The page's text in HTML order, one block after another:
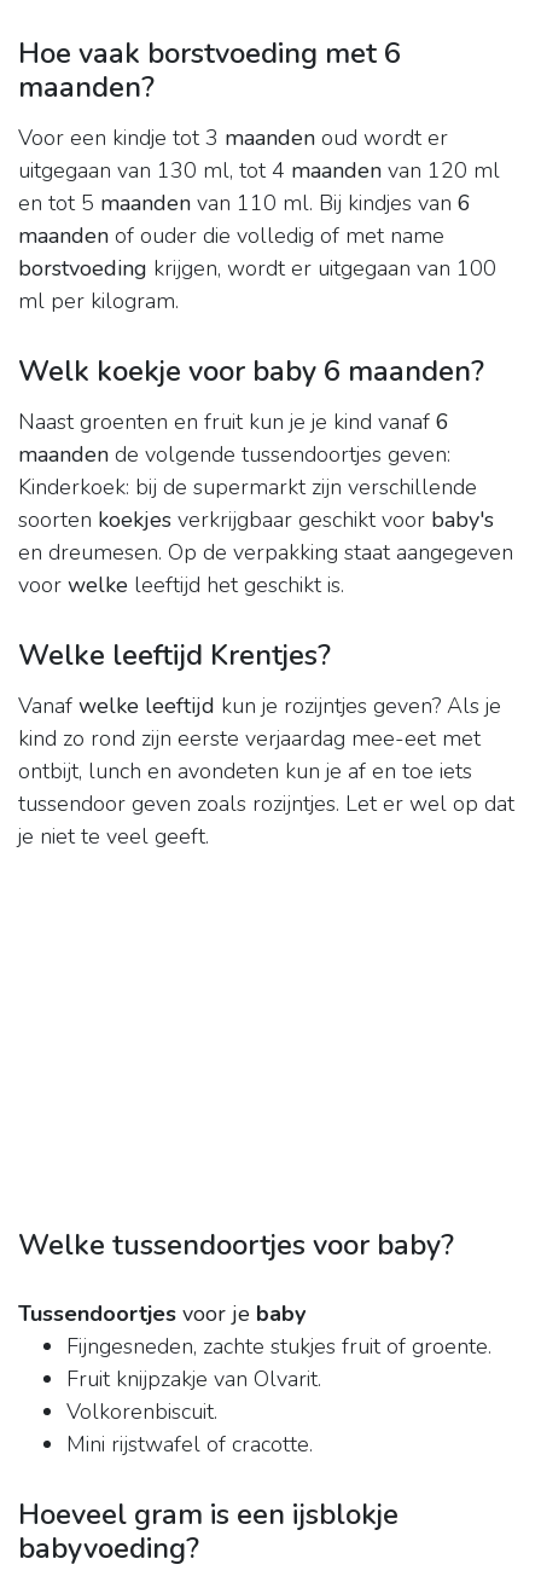
Hoe vaak borstvoeding met 6
maanden?
Voor een kindje tot 3 maanden oud wordt er
uitgegaan van 130 ml, tot 4 maanden van 120 ml
en tot 5 maanden van 110 ml. Bij kindjes van 6
maanden of ouder die volledig of met name
borstvoeding krijgen, wordt er uitgegaan van 100
ml per kilogram.
Welk koekje voor baby 6 maanden?
Naast groenten en fruit kun je je kind vanaf 6
maanden de volgende tussendoortjes geven:
Kinderkoek: bij de supermarkt zijn verschillende
soorten koekjes verkrijgbaar geschikt voor baby's
en dreumesen. Op de verpakking staat aangegeven
voor welke leeftijd het geschikt is.
Welke leeftijd Krentjes?
Vanaf welke leeftijd kun je rozijntjes geven? Als je
kind zo rond zijn eerste verjaardag mee-eet met
ontbijt, lunch en avondeten kun je af en toe iets
tussendoor geven zoals rozijntjes. Let er wel op dat
je niet te veel geeft.
Welke tussendoortjes voor baby?
Tussendoortjes voor je baby
Fijngesneden, zachte stukjes fruit of groente.
Fruit knijpzakje van Olvarit.
Volkorenbiscuit.
Mini rijstwafel of cracotte.
Hoeveel gram is een ijsblokje
babyvoeding?